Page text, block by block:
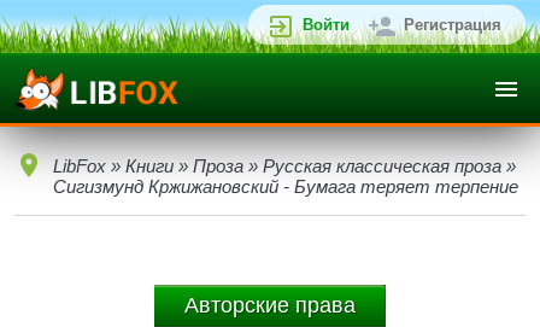
Войти Регистрация
LibFox » Книги » Проза » Русская классическая проза »
Сигизмунд Кржижановский - Бумага теряет терпение
Авторские права